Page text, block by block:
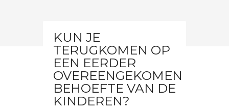
KUN JE
TERUGKOMEN OP
EEN EERDER
OVEREENGEKOMEN
BEHOEFTE VAN DE
KINDEREN?